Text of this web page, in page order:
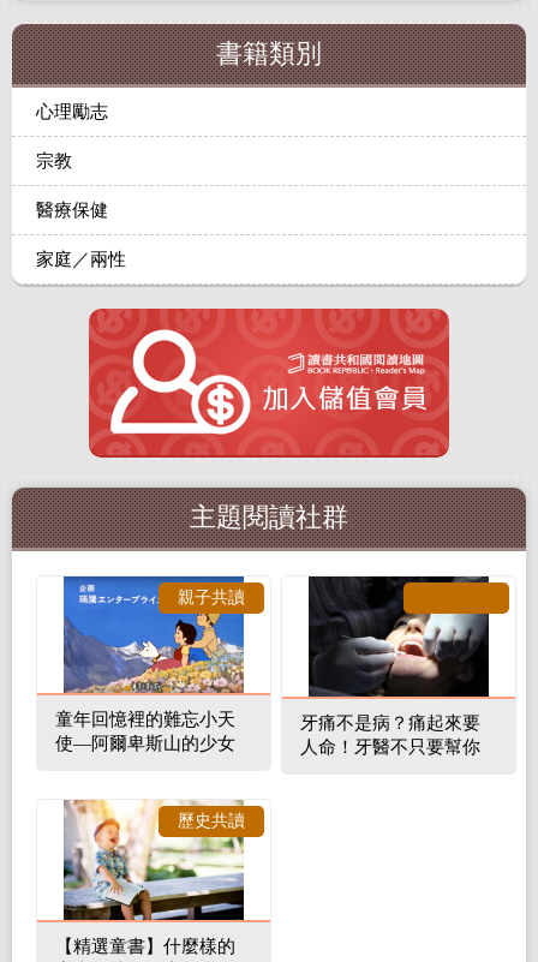
書籍類別
心理勵志
宗教
醫療保健
家庭／兩性
主題閱讀社群
童年回憶裡的難忘小天
使—阿爾卑斯山的少女
親子共讀
牙痛不是病？痛起來要
人命！牙醫不只要幫你
【精選童書】什麼樣的
歷史共讀